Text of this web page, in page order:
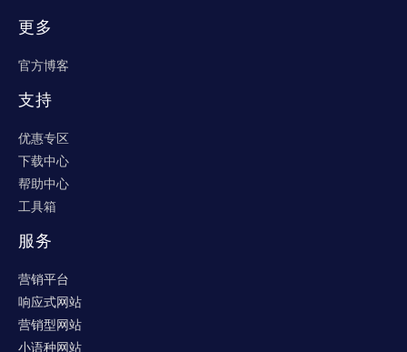
更多
官方博客
支持
优惠专区
下载中心
帮助中心
工具箱
服务
营销平台
响应式网站
营销型网站
小语种网站